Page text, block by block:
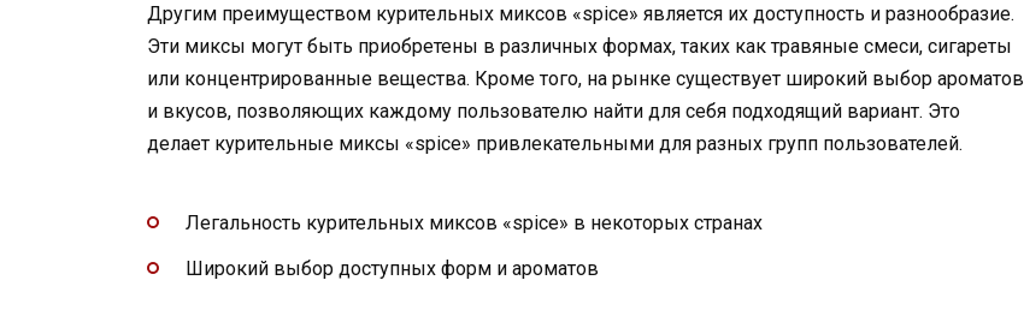
Другим преимуществом курительных миксов «spice» является их доступность и разнообразие.
Эти миксы могут быть приобретены в различных формах, таких как травяные смеси, сигареты
или концентрированные вещества. Кроме того, на рынке существует широкий выбор ароматов
и вкусов, позволяющих каждому пользователю найти для себя подходящий вариант. Это
делает курительные миксы «spice» привлекательными для разных групп пользователей.
Легальность курительных миксов «spice» в некоторых странах
Широкий выбор доступных форм и ароматов